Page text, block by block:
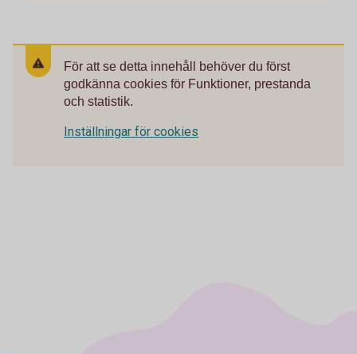
För att se detta innehåll behöver du först
godkänna cookies för Funktioner, prestanda
och statistik.
Inställningar för cookies